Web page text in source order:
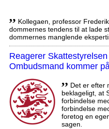
,, Kollegaen, professor
dommernes tendens til at lade
dommernes manglende
Reagerer
Ombudsmand kommer
,, Det er efter
beklageligt, at
forbindelse
forbindelse
foretog en
sagen.